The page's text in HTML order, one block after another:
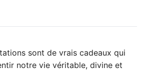
sont de vrais cadeaux qui
notre vie véritable, divine et